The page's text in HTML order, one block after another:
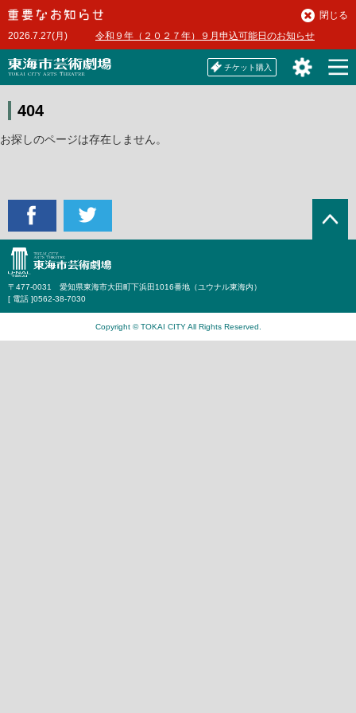
本
文
へ2026.7.27(月) 令和９年（２０２７年）９月申込可能日のお知らせ
閉じる
チケット購入
404
お探しのページは存在しません。
〒477-0031 愛知県東海市大田町下浜田1016番地（ユウナル東海内）
[ 電話 ]0562-38-7030
Copyright © TOKAI CITY All Rights Reserved.